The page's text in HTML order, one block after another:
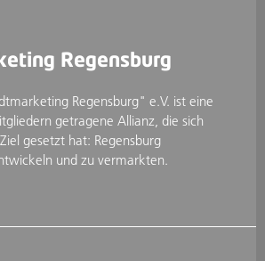
Regensburg
Regensburg" e.V. ist eine
getragene Allianz, die sich
gesetzt hat: Regensburg
und zu vermarkten.